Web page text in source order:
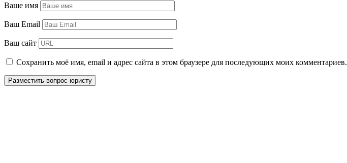
Ваше имя
Ваш Email
Ваш сайт
Сохранить моё имя, email и адрес сайта в этом браузере для последующих моих комментариев.